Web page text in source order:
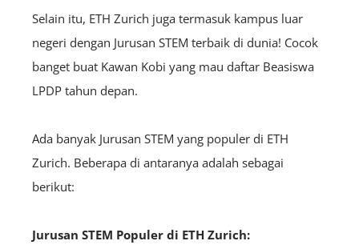
Selain itu, ETH Zurich juga termasuk kampus luar
negeri dengan Jurusan STEM terbaik di dunia! Cocok
banget buat Kawan Kobi yang mau daftar Beasiswa
LPDP tahun depan.
Ada banyak Jurusan STEM yang populer di ETH
Zurich. Beberapa di antaranya adalah sebagai
berikut:
Jurusan STEM Populer di ETH Zurich: